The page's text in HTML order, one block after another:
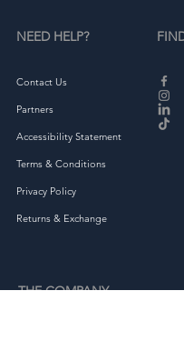
NEED HELP?
Contact Us
Partners
Accessibility Statement
Terms & Conditions
Privacy Policy
Returns & Exchange
THE COMPANY